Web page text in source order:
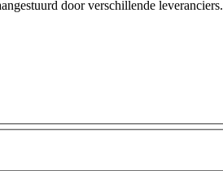
door verschillende leveranciers.